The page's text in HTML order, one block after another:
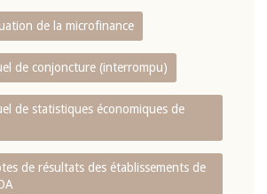
de la microfinance
de conjoncture (interrompu)
de statistiques économiques de
de résultats des établissements de